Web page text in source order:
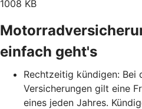
1008 KB
einfach geht's
Rechtzeitig kündigen: Bei
Versicherungen gilt eine
eines jeden Jahres.